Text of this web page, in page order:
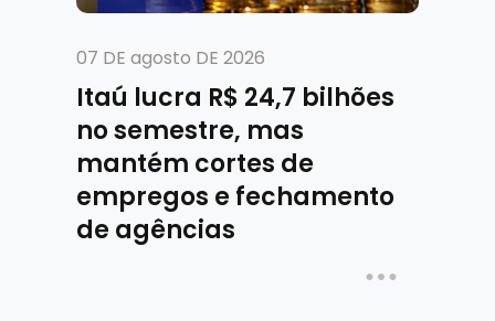
07 DE agosto DE 2026
Itaú lucra R$ 24,7 bilhões
no semestre, mas
mantém cortes de
empregos e fechamento
de agências